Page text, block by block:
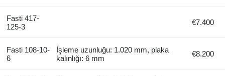
Fasti 417-
125-3
€7.400
Fasti 108-10-
6
İşleme uzunluğu: 1.020 mm, plaka
kalınlığı: 6 mm
€8.200